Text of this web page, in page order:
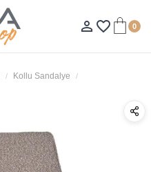
person_outline favorite_border 0
Kollu Sandalye